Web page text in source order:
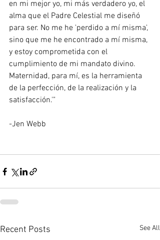
en mi mejor yo, mi más verdadero yo, el
alma que el Padre Celestial me diseñó
para ser. No me he 'perdido a mí misma',
sino que me he encontrado a mí misma,
y ​​estoy comprometida con el
cumplimiento de mi mandato divino.
Maternidad, para mí, es la herramienta
de la perfección, de la realización y la
satisfacción.'"
-Jen Webb
Recent Posts See All